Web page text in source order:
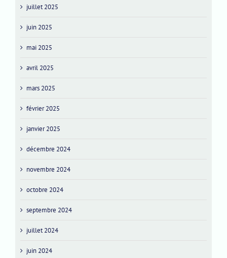
juillet 2025
juin 2025
mai 2025
avril 2025
mars 2025
février 2025
janvier 2025
décembre 2024
novembre 2024
octobre 2024
septembre 2024
juillet 2024
juin 2024